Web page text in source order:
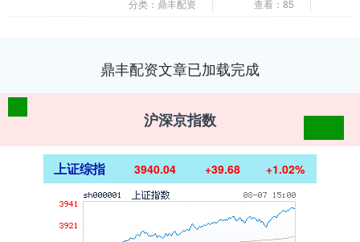
分类：鼎丰配资 查看：85
鼎丰配资文章已加载完成
沪深京指数
上证综指 3940.04 +39.68 +1.02%